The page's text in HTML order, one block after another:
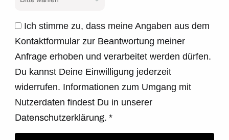
Ich stimme zu, dass meine Angaben aus dem
Kontaktformular zur Beantwortung meiner
Anfrage erhoben und verarbeitet werden dürfen.
Du kannst Deine Einwilligung jederzeit
widerrufen. Informationen zum Umgang mit
Nutzerdaten findest Du in unserer
Datenschutzerklärung.*